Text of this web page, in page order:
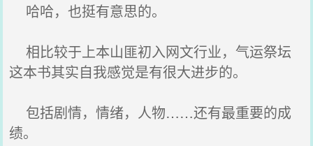
哈哈，也挺有意思的。
相比较于上本山匪初入网文行业，气运祭坛
这本书其实自我感觉是有很大进步的。
包括剧情，情绪，人物……还有最重要的成
绩。